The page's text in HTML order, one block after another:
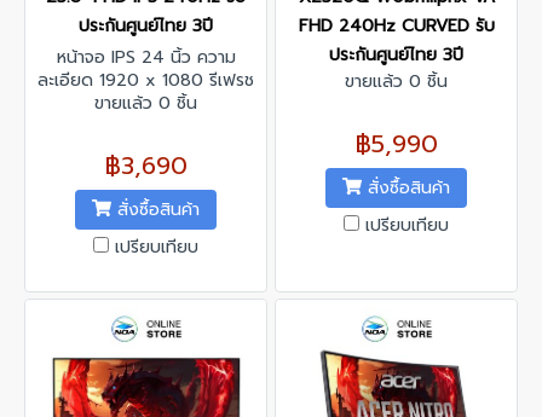
ประกันศูนย์ไทย 3ปี
หน้าจอ IPS 24 นิ้ว ความ
ละเอียด 1920 x 1080 รีเฟรช
เรทสูงสุด 240Hz รองรับ
ขายแล้ว 0 ชิ้น
฿3,690
สั่งซื้อสินค้า
เปรียบเทียบ
FHD 240Hz CURVED รับ
ประกันศูนย์ไทย 3ปี
ขายแล้ว 0 ชิ้น
฿5,990
สั่งซื้อสินค้า
เปรียบเทียบ